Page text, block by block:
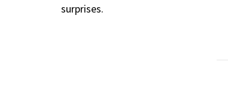
surprises.